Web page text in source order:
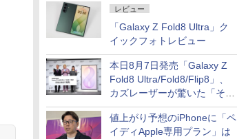
レビュー
「Galaxy Z Fold8 Ultra」ク
イックフォトレビュー
本日8月7日発売「Galaxy Z
Fold8 Ultra/Fold8/Flip8」、
カズレーザーが驚いた「そば
屋のメニュー並みの薄さ」
値上がり予想のiPhoneに「ペ
イディApple専用プラン」は